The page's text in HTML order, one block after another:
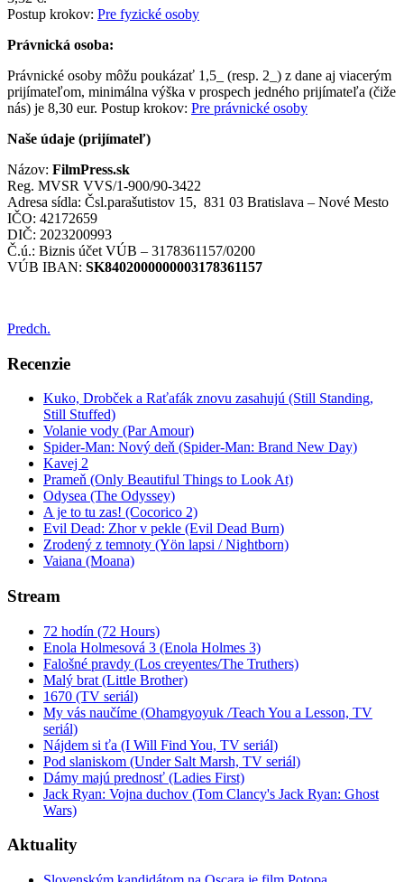
Postup krokov: Pre fyzické osoby
Právnická osoba:
Právnické osoby môžu poukázať 1,5_ (resp. 2_) z dane aj viacerým
prijímateľom, minimálna výška v prospech jedného prijímateľa (čiže
nás) je 8,30 eur. Postup krokov: Pre právnické osoby
Naše údaje (prijímateľ)
Názov: FilmPress.sk
Reg. MVSR VVS/1-900/90-3422
Adresa sídla: Čsl.parašutistov 15, 831 03 Bratislava – Nové Mesto
IČO: 42172659
DIČ: 2023200993
Č.ú.: Biznis účet VÚB – 3178361157/0200
VÚB IBAN: SK8402000000003178361157
Predch.
Recenzie
Kuko, Drobček a Raťafák znovu zasahujú (Still Standing,
Still Stuffed)
Volanie vody (Par Amour)
Spider-Man: Nový deň (Spider-Man: Brand New Day)
Kavej 2
Prameň (Only Beautiful Things to Look At)
Odysea (The Odyssey)
A je to tu zas! (Cocorico 2)
Evil Dead: Zhor v pekle (Evil Dead Burn)
Zrodený z temnoty (Yön lapsi / Nightborn)
Vaiana (Moana)
Stream
72 hodín (72 Hours)
Enola Holmesová 3 (Enola Holmes 3)
Falošné pravdy (Los creyentes/The Truthers)
Malý brat (Little Brother)
1670 (TV seriál)
My vás naučíme (Ohamgyoyuk /Teach You a Lesson, TV
seriál)
Nájdem si ťa (I Will Find You, TV seriál)
Pod slaniskom (Under Salt Marsh, TV seriál)
Dámy majú prednosť (Ladies First)
Jack Ryan: Vojna duchov (Tom Clancy's Jack Ryan: Ghost
Wars)
Aktuality